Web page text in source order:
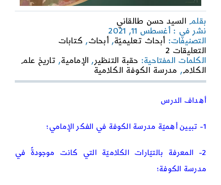
بقلم السيد حسن طالقاني
نشر في : أغسطس 11, 2021
التصنيفات: أبحاث تعليميّة,أبحاث, كتابات
التعليقات 2
on
تاريخ
علم
الكلام
الدرس
كلام
في
حقبة
التنظير
الكلمات المفتاحية: حقبة التنظير , الإمامية, تاريخ علم
الكلام, مدرسة الكوفة الكلامية
أهداف الدرس
1- تبيين أهميّة مدرسة الكوفة في الفكر الإمامي؛
2- المعرفة بالتيّارات الكلاميّة التي كانت موجودةً في
مدرسة الكوفة؛